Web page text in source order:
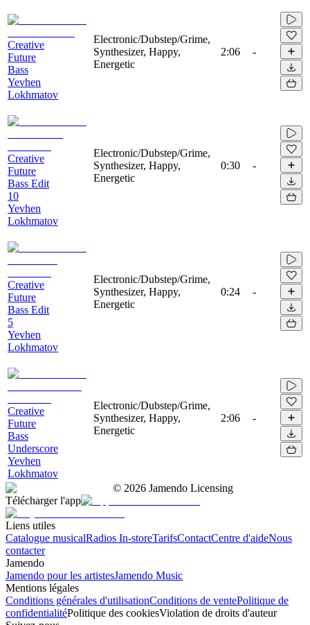
Creative
Future
Bass
Yevhen
Lokhmatov
Electronic/Dubstep/Grime,
Synthesizer, Happy,
Energetic
2:06 -
Creative
Future
Bass Edit
10
Yevhen
Lokhmatov
Electronic/Dubstep/Grime,
Synthesizer, Happy,
Energetic
0:30 -
Creative
Future
Bass Edit
5
Yevhen
Lokhmatov
Electronic/Dubstep/Grime,
Synthesizer, Happy,
Energetic
0:24 -
Creative
Future
Bass
Underscore
Yevhen
Lokhmatov
Electronic/Dubstep/Grime,
Synthesizer, Happy,
Energetic
2:06 -
© 2026 Jamendo Licensing
Télécharger l'app
Liens utiles
Catalogue musicalRadios In-storeTarifsContactCentre d'aideNous
contacter
Jamendo
Jamendo pour les artistesJamendo Music
Mentions légales
Conditions générales d'utilisationConditions de ventePolitique de
confidentialitéPolitique des cookiesViolation de droits d'auteur